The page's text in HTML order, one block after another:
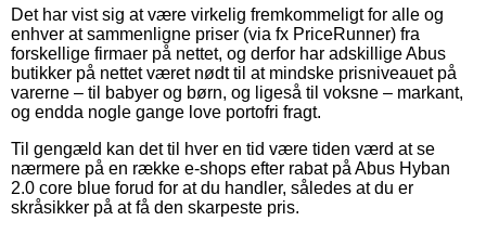
Det har vist sig at være virkelig fremkommeligt for alle og
enhver at sammenligne priser (via fx PriceRunner) fra
forskellige firmaer på nettet, og derfor har adskillige Abus
butikker på nettet været nødt til at mindske prisniveauet på
varerne – til babyer og børn, og ligeså til voksne – markant,
og endda nogle gange love portofri fragt.
Til gengæld kan det til hver en tid være tiden værd at se
nærmere på en række e-shops efter rabat på Abus Hyban
2.0 core blue forud for at du handler, således at du er
skråsikker på at få den skarpeste pris.